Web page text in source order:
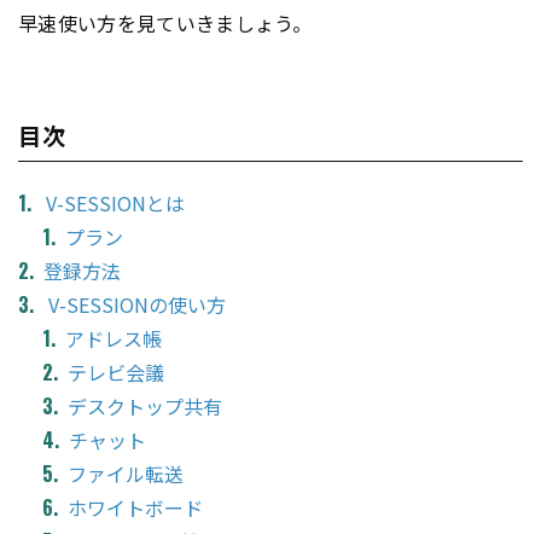
早速使い方を見ていきましょう。
目次
V-SESSIONとは
プラン
登録方法
V-SESSIONの使い方
アドレス帳
テレビ会議
デスクトップ共有
チャット
ファイル転送
ホワイトボード